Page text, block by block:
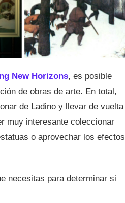
New Horizons, es posible
de obras de arte. En total,
de Ladino y llevar de vuelta
muy interesante coleccionar
o aprovechar los efectos
necesitas para determinar si